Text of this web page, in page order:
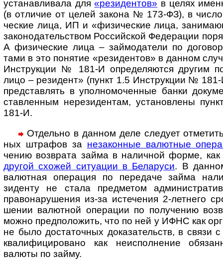
уста­навли­вала для«рези­ден­тов» в целях
(в отличие от целей закона № 173-ФЗ), в
ческие лица, ИП и «физи­чес­кие лица,
законо­датель­ством Рос­сий­ской Феде­рации
А физи­чес­кие лица – займо­датели по
тами в это понятие «рези­ден­тов» в дан­ном
Инст­рук­ции № 181-И опре­деля­ются дру­гим
лицо – рези­дент» (пункт 1.5 Инструкции №
пред­став­лять в упол­но­мочен­ные банки
став­лен­ным нере­зиден­там, уста­нов­лены
181-И.
Отдельно в данном деле следует
ных штра­фов за неза­кон­ные валют­ные
чению возв­рата займа в налич­ной форме,
дру­гой схо­жей ситуа­ции в Бела­руси. В
валют­ная опера­ция по пере­даче займа
зиденту не стала пред­метом
право­нару­шения из-за исте­чения 2-лет­него
шении валют­ной опера­ции по полу­чению
можно предпо­ложить, что по ней у ИФНС как
не было доста­точ­ных дока­за­тельств, в
квали­фициро­вано как неиспол­нение
валюты по займу.